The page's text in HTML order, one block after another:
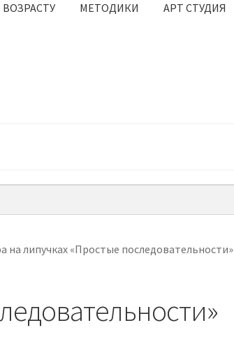
МЕТОДИКИ АРТ СТУДИЯ
на липучках «Простые последовательности»